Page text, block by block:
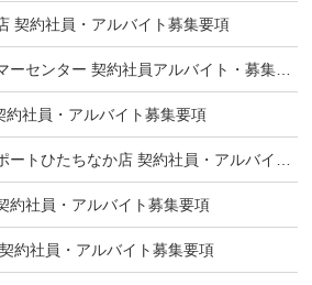
契約社員・アルバイト募集要項
シモジマ カスタマーセンター 契約社員アルバイト・募集要項
約社員・アルバイト募集要項
シモジマ ニューポートひたちなか店 契約社員・アルバイト募集要項
約社員・アルバイト募集要項
約社員・アルバイト募集要項